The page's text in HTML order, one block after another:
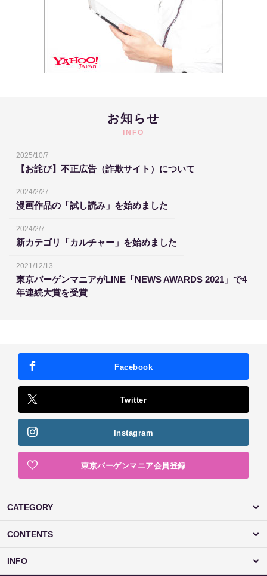
お知らせ
INFO
2025/10/7
【お詫び】不正広告（詐欺サイト）について
2024/2/27
漫画作品の「試し読み」を始めました
2024/2/7
新カテゴリ「カルチャー」を始めました
2021/12/13
東京バーゲンマニアがLINE「NEWS AWARDS 2021」で4
年連続大賞を受賞
Facebook
Twitter
Instagram
東京バーゲンマニア会員登録
CATEGORY
CONTENTS
INFO